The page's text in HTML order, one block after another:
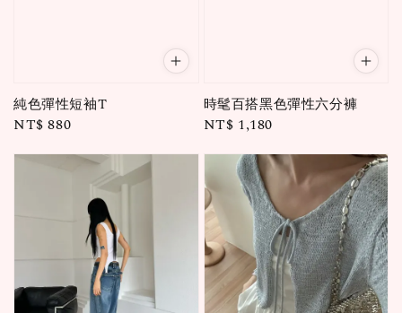
純色彈性短袖T
Regular
NT$ 880
時髦百搭黑色彈性六分褲
Regular
NT$ 1,180